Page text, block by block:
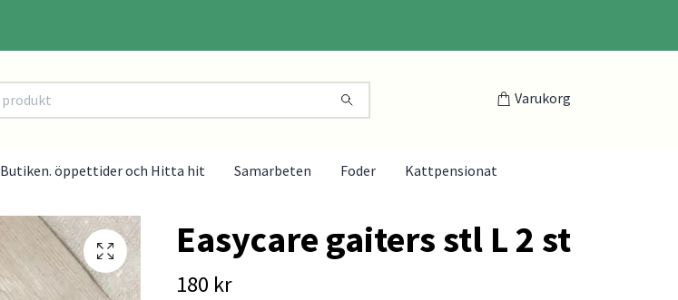
Varukorg
Butiken. öppettider och Hitta hit Samarbeten Foder Kattpensionat
Easycare gaiters stl L 2 st
180 kr